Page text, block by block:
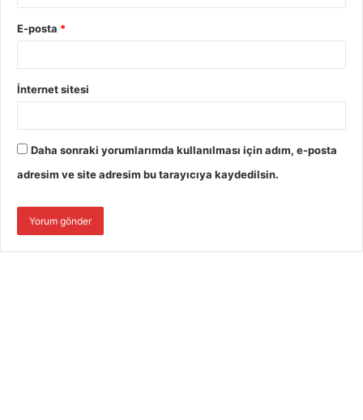
E-posta *
İnternet sitesi
Daha sonraki yorumlarımda kullanılması için adım, e-posta
adresim ve site adresim bu tarayıcıya kaydedilsin.